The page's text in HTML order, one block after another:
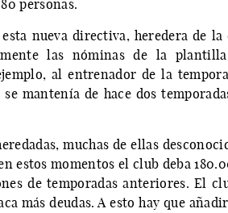
personas.
nueva directiva, heredera de la
las nóminas de la
al entrenador de la
mantenía de hace dos
muchas de ellas
estos momentos el club deba
de temporadas anteriores. El
más deudas. A esto hay que